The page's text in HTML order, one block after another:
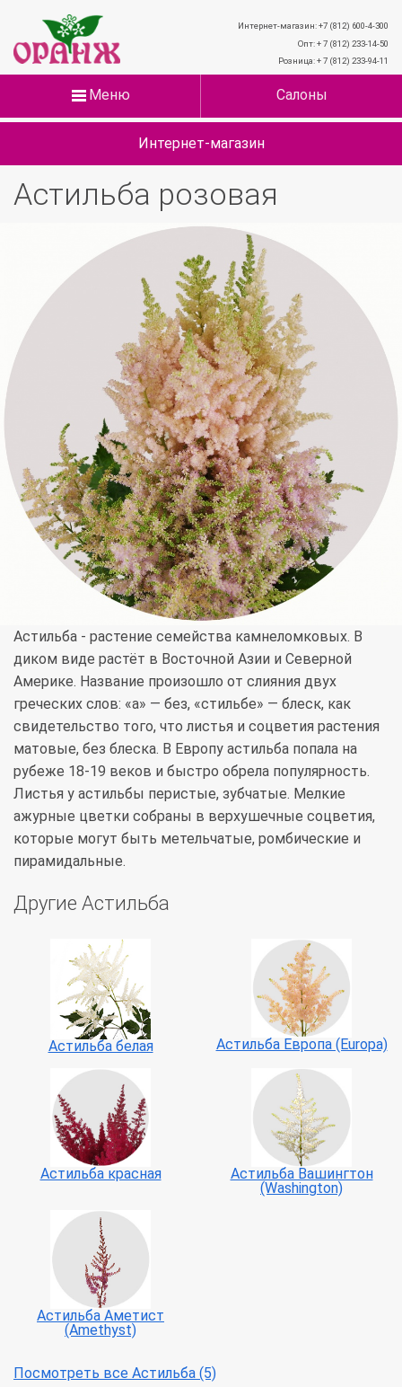
Интернет-магазин: +7 (812) 600-4-300
Опт: + 7 (812) 233-14-50
Розница: + 7 (812) 233-94-11
Меню Салоны
Интернет-магазин
Астильба розовая
Астильба - растение семейства камнеломковых. В
диком виде растёт в Восточной Азии и Северной
Америке. Название произошло от слияния двух
греческих слов: «а» — без, «стильбе» — блеск, как
свидетельство того, что листья и соцветия растения
матовые, без блеска. В Европу астильба попала на
рубеже 18-19 веков и быстро обрела популярность.
Листья у астильбы перистые, зубчатые. Мелкие
ажурные цветки собраны в верхушечные соцветия,
которые могут быть метельчатые, ромбические и
пирамидальные.
Другие Астильба
Астильба белая Астильба Европа (Europa)
Астильба красная
Астильба Вашингтон
(Washington)
Астильба Аметист
(Amethyst)
Посмотреть все Астильба (5)